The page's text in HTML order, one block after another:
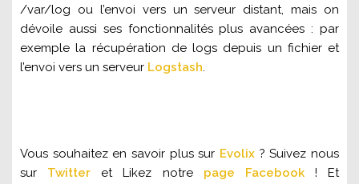
/var/log ou l’envoi vers un serveur distant, mais on
dévoile aussi ses fonctionnalités plus avancées : par
exemple la récupération de logs depuis un fichier et
l’envoi vers un serveur Logstash.
Vous souhaitez en savoir plus sur Evolix ? Suivez nous
sur Twitter et Likez notre page Facebook! Et